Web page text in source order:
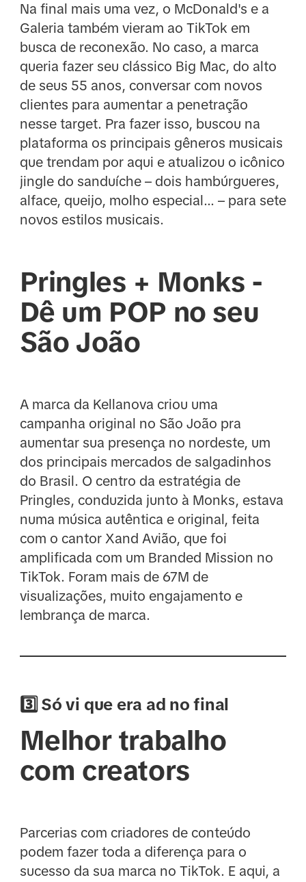
Na final mais uma vez, o McDonald's e a
Galeria também vieram ao TikTok em
busca de reconexão. No caso, a marca
queria fazer seu clássico Big Mac, do alto
de seus 55 anos, conversar com novos
clientes para aumentar a penetração
nesse target. Pra fazer isso, buscou na
plataforma os principais gêneros musicais
que trendam por aqui e atualizou o icônico
jingle do sanduíche – dois hambúrgueres,
alface, queijo, molho especial... – para sete
novos estilos musicais.
Pringles + Monks -
Dê um POP no seu
São João
A marca da Kellanova criou uma
campanha original no São João pra
aumentar sua presença no nordeste, um
dos principais mercados de salgadinhos
do Brasil. O centro da estratégia de
Pringles, conduzida junto à Monks, estava
numa música autêntica e original, feita
com o cantor Xand Avião, que foi
amplificada com um Branded Mission no
TikTok. Foram mais de 67M de
visualizações, muito engajamento e
lembrança de marca.
3️⃣ Só vi que era ad no final
Melhor trabalho
com creators
Parcerias com criadores de conteúdo
podem fazer toda a diferença para o
sucesso da sua marca no TikTok. E aqui, a